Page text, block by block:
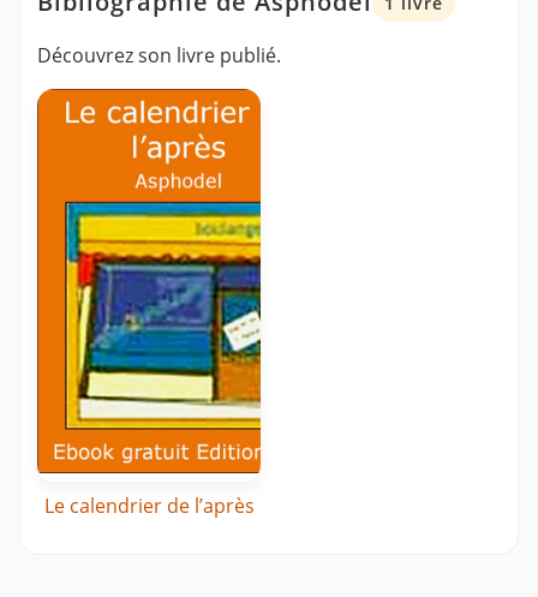
Découvrez son livre publié.
Le calendrier de l’après